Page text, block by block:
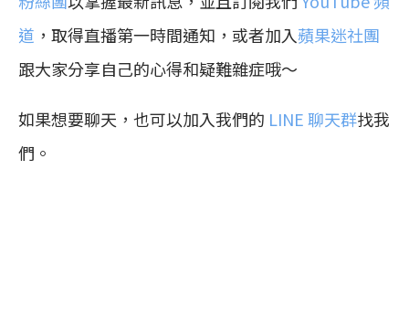
道 ，取得直播第一時間通知，或者加入蘋果迷社團
跟大家分享自己的心得和疑難雜症哦～
如果想要聊天，也可以加入我們的 LINE 聊天群找我
們。